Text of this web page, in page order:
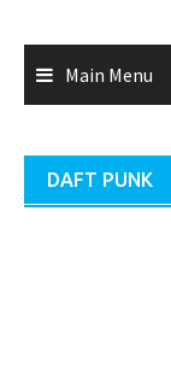
Main Menu
DAFT PUNK